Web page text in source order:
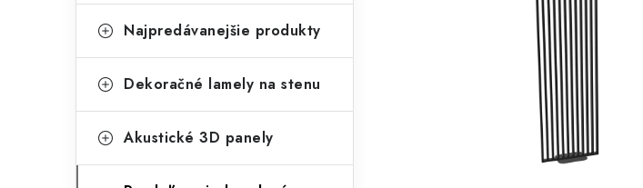
n
ý
a
e
ó
i
Najpredávanejšie produkty
Dekoračné lamely na stenu
Akustické 3D panely